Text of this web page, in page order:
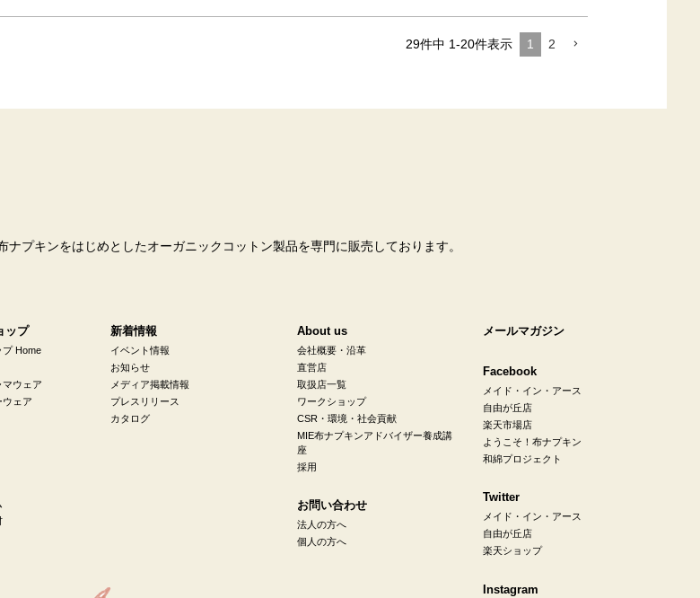
29件中 1-20件表示 1 2
プキンをはじめとしたオーガニックコットン製品を専門に販売しております。
ップ
プ Home
マウェア
ウェア
新着情報
イベント情報
お知らせ
メディア掲載情報
プレスリリース
カタログ
About us
会社概要・沿革
直営店
取扱店一覧
ワークショップ
CSR・環境・社会貢献
MIE布ナプキンアドバイザー養成講
座
採用
お問い合わせ
法人の方へ
個人の方へ
メールマガジン
Facebook
メイド・イン・アース
自由が丘店
楽天市場店
ようこそ！布ナプキン
和綿プロジェクト
Twitter
メイド・イン・アース
自由が丘店
楽天ショップ
Instagram